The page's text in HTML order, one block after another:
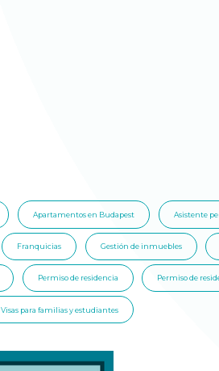
Apartamentos en Budapest Asistente
Franquicias Gestión de inmuebles
Permiso de residencia Permiso de
Visas para familias y estudiantes